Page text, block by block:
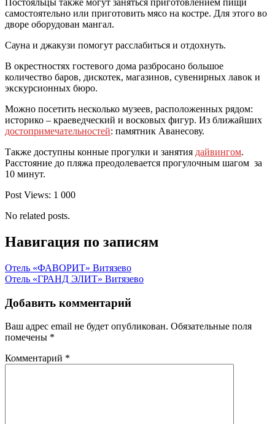
Постояльцы также могут заняться приготовлением пищи
самостоятельно или приготовить мясо на костре. Для этого во
дворе оборудован мангал.
Сауна и джакузи помогут расслабиться и отдохнуть.
В окрестностях гостевого дома разбросано большое
количество баров, дискотек, магазинов, сувенирных лавок и
экскурсионных бюро.
Можно посетить несколько музеев, расположенных рядом:
историко – краеведческий и восковых фигур. Из ближайших
достопримечательностей: памятник Аванесову.
Также доступны конные прогулки и занятия дайвингом.
Расстояние до пляжа преодолевается прогулочным шагом за
10 минут.
Post Views: 1 000
No related posts.
Навигация по записям
Отель «ФАВОРИТ» Витязево
Отель «ГРАНД ЭЛИТ» Витязево
Добавить комментарий
Ваш адрес email не будет опубликован. Обязательные поля
помечены *
Комментарий *